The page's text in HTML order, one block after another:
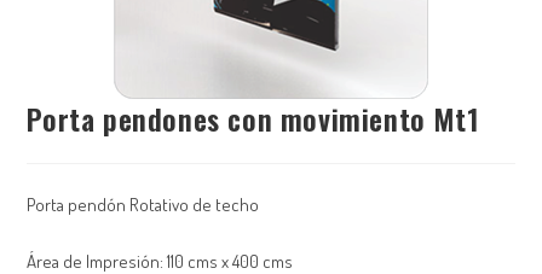
Porta pendones con movimiento Mt1
Porta pendón Rotativo de techo
Área de Impresión: 110 cms x 400 cms